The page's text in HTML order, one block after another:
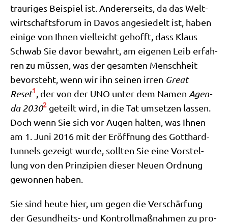
trau­ri­ges Bei­spiel ist. Ande­rer­seits, da das Welt­
wirt­schafts­fo­rum in Davos ange­sie­delt ist, haben
eini­ge von Ihnen viel­leicht gehofft, dass Klaus
Schwab Sie davor bewahrt, am eige­nen Leib erfah­
ren zu müs­sen, was der gesam­ten Mensch­heit
bevor­steht, wenn wir ihn sei­nen irren Gre­at
Reset1, der von der UNO unter dem Namen Agen­
da 20302 geteilt wird, in die Tat umset­zen las­sen.
Doch wenn Sie sich vor Augen hal­ten, was Ihnen
am 1. Juni 2016 mit der Eröff­nung des Gott­hard­
tun­nels gezeigt wur­de, soll­ten Sie eine Vor­stel­
lung von den Prin­zi­pi­en die­ser Neu­en Ord­nung
gewon­nen haben.
Sie sind heu­te hier, um gegen die Ver­schär­fung
der Gesund­heits- und Kon­troll­maß­nah­men zu pro­